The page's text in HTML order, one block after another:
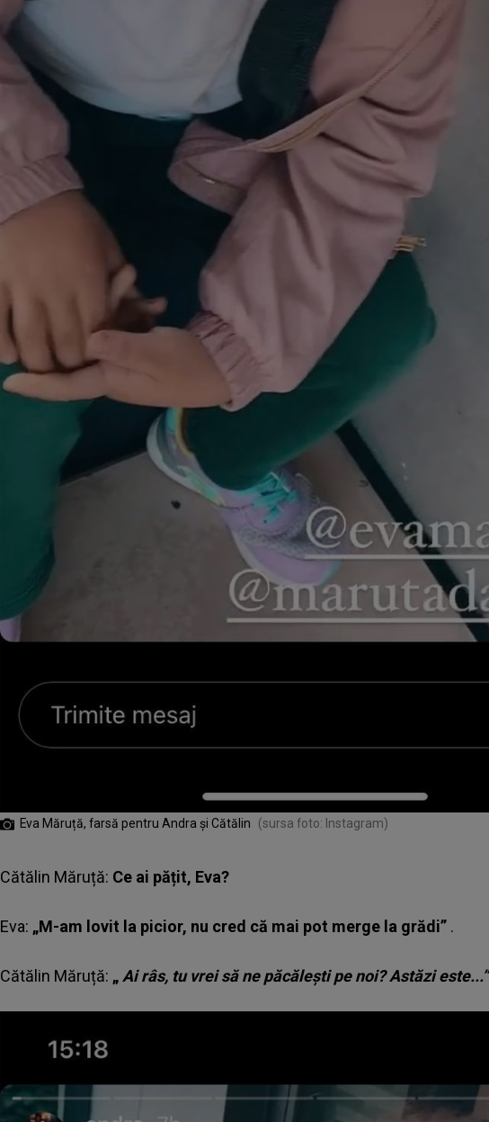
Eva Măruță, farsă pentru Andra și Cătălin (sursa foto: Instagram)
Cătălin Măruță: Ce ai pățit, Eva?
Eva: „M-am lovit la picior, nu cred că mai pot merge la grădi” .
Cătălin Măruță: „Ai râs, tu vrei să ne păcălești pe noi? Astăzi este...”